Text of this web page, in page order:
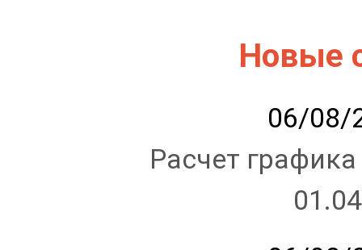
Новые
06/08/
Расчет